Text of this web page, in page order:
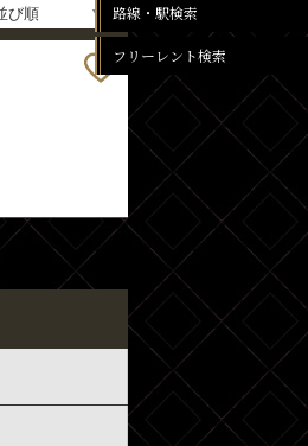
路線・駅検索
フリーレント検索